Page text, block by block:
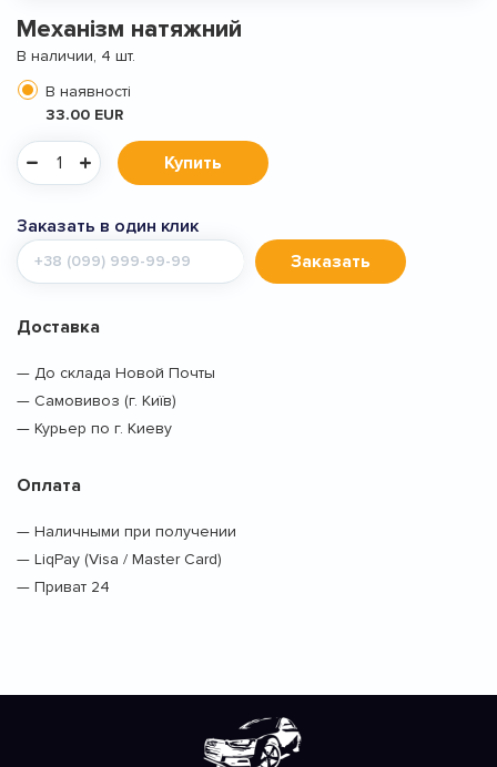
Механізм натяжний
В наличии, 4 шт.
В наявності
33.00 EUR
Купить
Заказать в один клик
Мобильный
телефон
Заказать
Доставка
— До склада Новой Почты
— Самовивоз (г. Київ)
— Курьер по г. Киеву
Оплата
— Наличными при получении
— LiqPay (Visa / Master Card)
— Приват 24